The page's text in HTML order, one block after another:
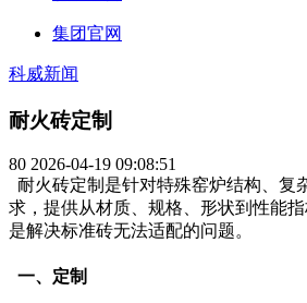
集团官网
科威新闻
耐火砖定制
80 2026-04-19 09:08:51
耐火砖定制是针对特殊窑炉结构、复
求，提供从材质、规格、形状到性能指
是解决标准砖无法适配的问题。
一、定制